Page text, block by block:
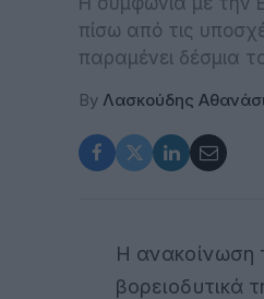
πίσω από τις
παραμένει δέσμια
By Λασκούδης
Η ανακοίνωση
βορειοδυτικά